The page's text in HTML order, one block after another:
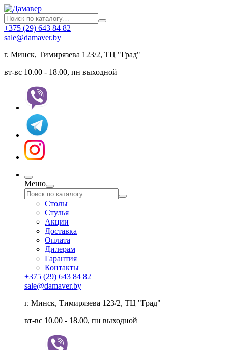
+375 (29) 643 84 82
sale@damaver.by
г. Минск, Тимирязева 123/2, ТЦ "Град"
вт-вс 10.00 - 18.00, пн выходной
Меню
Столы
Стулья
Акции
Доставка
Оплата
Дилерам
Гарантия
Контакты
+375 (29) 643 84 82
sale@damaver.by
г. Минск, Тимирязева 123/2, ТЦ "Град"
вт-вс 10.00 - 18.00, пн выходной